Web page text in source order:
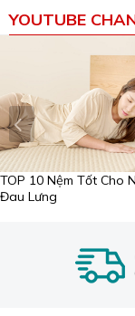
có kinh nghiệm,
từ các dòng chăn
Sương Tuyết
Không bán
hàng nhái.
Đảm bảo
khách hàng.
Cam kết giá
thị trường.
trong hợp đồng.
Luôn có đội
YOUTUBE
TOP 10 Nệm Tốt Cho
Đau Lưng